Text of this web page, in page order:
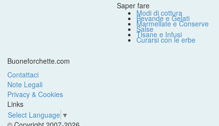
Saper fare
Modi di cottura
Bevande e Gelati
Marmellate e Conserve
Salse
Tisane e Infusi
Curarsi con le erbe
Buoneforchette.com
Contattaci
Note Legali
Privacy & Cookies
Links
Select Language ▼